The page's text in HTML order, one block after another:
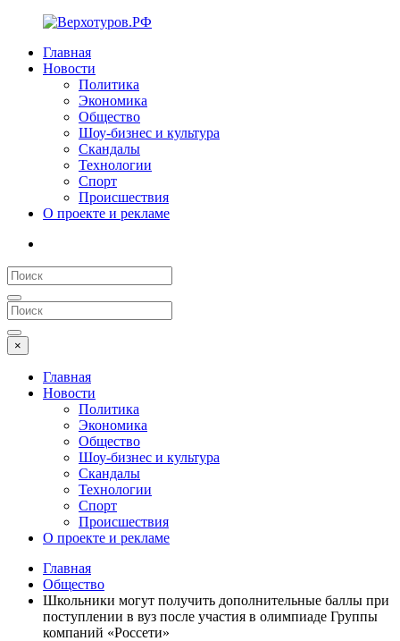
Главная
Новости
Политика
Экономика
Общество
Шоу-бизнес и культура
Скандалы
Технологии
Спорт
Происшествия
О проекте и рекламе
×
Главная
Новости
Политика
Экономика
Общество
Шоу-бизнес и культура
Скандалы
Технологии
Спорт
Происшествия
О проекте и рекламе
Главная
Общество
Школьники могут получить дополнительные баллы при
поступлении в вуз после участия в олимпиаде Группы
компаний «Россети»